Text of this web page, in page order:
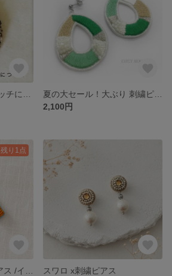
2,100円
残り1点
スワロ x刺繍ピアス